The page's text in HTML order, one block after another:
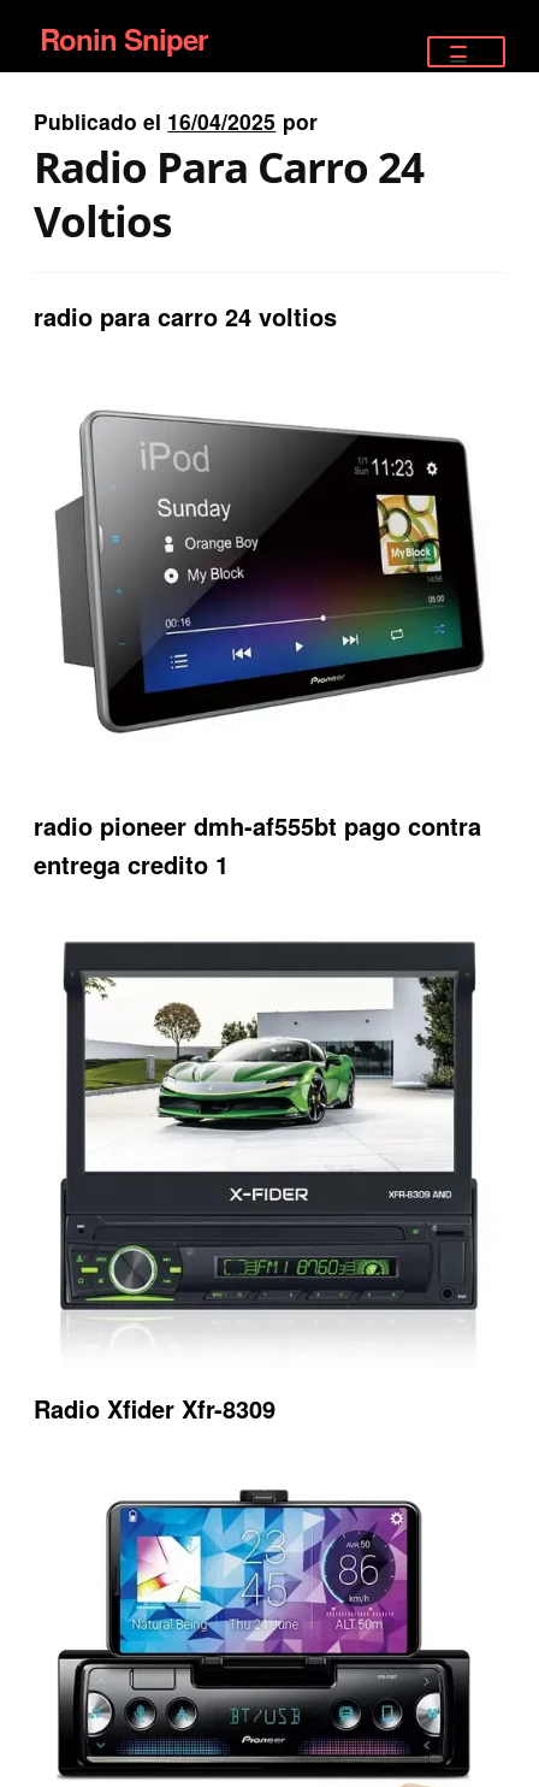
Ir
a
la
navegación
Ir
al
contenido
Ronin Sniper
EQUIPAMIENTO ÉLITE
PISTOLAS
SATELITALES
Publicado el 16/04/2025 por
Radio Para Carro 24
Voltios
radio para carro 24 voltios
radio pioneer dmh-af555bt pago contra
entrega credito 1
Radio Xfider Xfr-8309